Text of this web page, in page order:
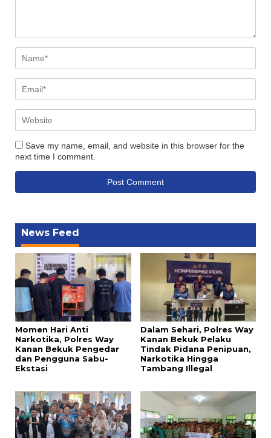
Save my name, email, and website in this browser for the
next time I comment.
News Feed
Momen Hari Anti
Narkotika, Polres Way
Kanan Bekuk Pengedar
dan Pengguna Sabu-
Ekstasi
Dalam Sehari, Polres Way
Kanan Bekuk Pelaku
Tindak Pidana Penipuan,
Narkotika Hingga
Tambang Illegal